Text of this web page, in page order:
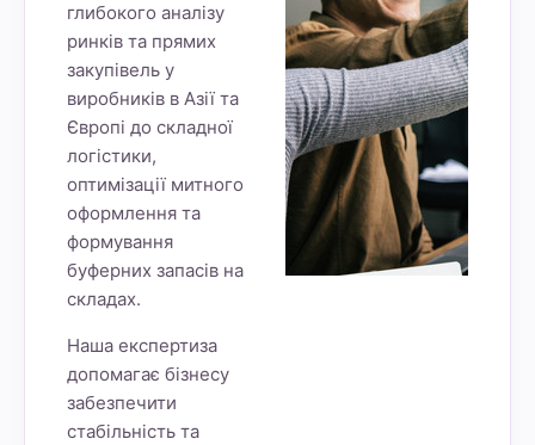
глибокого аналізу
ринків та прямих
закупівель у
виробників в Азії та
Європі до складної
логістики,
оптимізації митного
оформлення та
формування
буферних запасів на
складах.
Наша експертиза
допомагає бізнесу
забезпечити
стабільність та